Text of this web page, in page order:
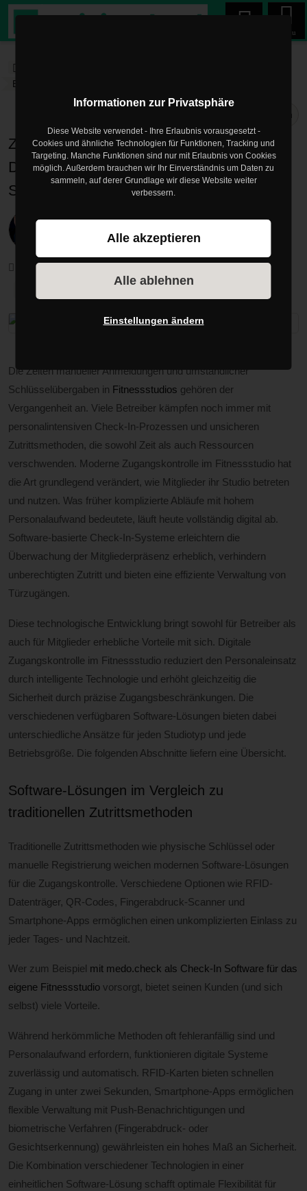
Menu
Blogartikel
Teilen
Zugangskontrolle im Fitnessstudio -
Deshalb ist eine Software als Check-In
System so vorteilhaft
Veröffentlicht am28.07.2025
Mark Philipp
Software Fitnessstudio
Die Zeiten manueller Anmeldungen und umständlicher
Schlüsselübergaben in Fitnessstudios gehören der
Vergangenheit an. Viele Betreiber kämpfen noch immer mit
personalintensiven Check-In-Prozessen und unsicheren
Zutrittsmethoden, die sowohl Zeit als auch Ressourcen
verschwenden. Moderne Zugangskontrolle im Fitnessstudio hat
die Art grundlegend verändert, wie Mitglieder ihr Studio betreten
und nutzen. Was früher komplizierte Abläufe mit hohem
Personalaufwand bedeutete, läuft heute vollständig digital ab.
Software-basierte Check-In-Systeme erleichtern die
Überwachung der Mitgliederpräsenz erheblich, verhindern
unberechtigten Zutritt und bieten eine effiziente Verwaltung von
Türzugängen.
Diese technologische Entwicklung bringt sowohl für Betreiber als
auch für Mitglieder erhebliche Vorteile mit sich. Digitale
Zugangskontrolle im Fitnessstudio reduziert den Personaleinsatz
durch intelligente Technologie und erhöht gleichzeitig die
Sicherheit durch präzise Zugangsbeschränkungen. Die
verschiedenen verfügbaren Software-Lösungen bieten dabei
unterschiedliche Ansätze für jeden Studiotyp und jede
Betriebsgröße. Die folgenden Abschnitte liefern eine Übersicht.
Software-Lösungen im Vergleich zu
traditionellen Zutrittsmethoden
Traditionelle Zutrittsmethoden wie physische Schlüssel oder
manuelle Registrierung weichen modernen Software-Lösungen
für die Zugangskontrolle. Verschiedene Optionen wie RFID-
Datenträger, QR-Codes, Fingerabdruck-Scanner und
Smartphone-Apps ermöglichen einen unkomplizierten Einlass zu
jeder Tages- und Nachtzeit.
Wer zum Beispiel mit medo.check als Check-In Software für das
eigene Fitnessstudio vorsorgt, bietet seinen Kunden (und sich
selbst) viele Vorteile.
Während herkömmliche Methoden oft fehleranfällig sind und
Personalaufwand erfordern, funktionieren digitale Systeme
zuverlässig und automatisch. RFID-Karten bieten schnellen
Zugang in unter zwei Sekunden, Smartphone-Apps ermöglichen
flexible Verwaltung mit Push-Benachrichtigungen und
biometrische Verfahren (Fingerabdruck- oder
Gesichtserkennung) gewährleisten ein hohes Maß an Sicherheit.
Die Kombination verschiedener Technologien in einer
einheitlichen Software-Lösung schafft optimale Flexibilität für
Informationen zur Privatsphäre
Diese Website verwendet - Ihre Erlaubnis vorausgesetzt -
Cookies und ähnliche Technologien für Funktionen, Tracking und
Targeting. Manche Funktionen sind nur mit Erlaubnis von Cookies
möglich. Außerdem brauchen wir Ihr Einverständnis um Daten zu
sammeln, auf derer Grundlage wir diese Website weiter
verbessern.
Alle akzeptieren
Alle ablehnen
Einstellungen ändern